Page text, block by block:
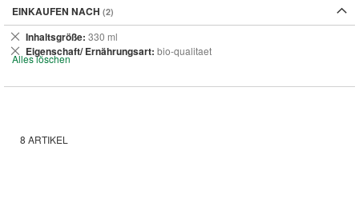
8 ARTIKEL
EINKAUFEN NACH
Inhaltsgröße 330 ml
Dies
entfernen
Eigenschaft/ Ernährungsart bio-qualitaet
Dies
entfernen
Alles löschen